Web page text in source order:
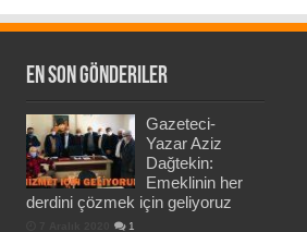
En Son Gönderiler
Gazeteci-
Yazar Aziz
Dağtekin:
Emeklinin her
derdini çözmek için geliyoruz
1